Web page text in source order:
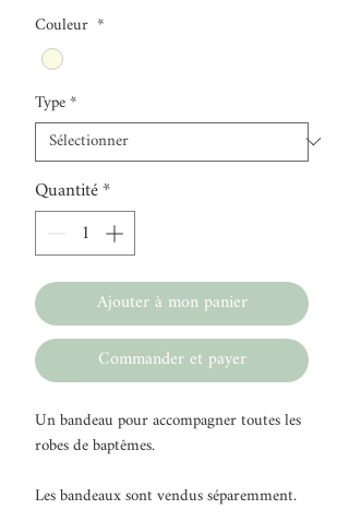
Couleur *
Type*
Quantité*
Ajouter à mon panier
Commander et payer
Un bandeau pour accompagner toutes les
robes de baptêmes.
Les bandeaux sont vendus séparemment.